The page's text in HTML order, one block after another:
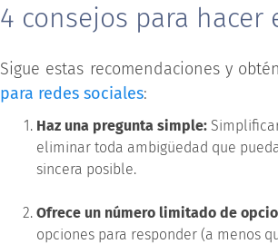
4 consejos para hacer
Sigue estas recomendaciones y
para redes sociales:
Haz una pregunta simple:
eliminar toda ambigüedad que
sincera posible.
Ofrece un número limitado de
opciones para responder (a menos